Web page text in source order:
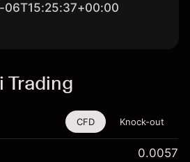
Trading
CFD Knock-out
0.0057